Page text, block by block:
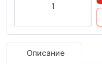
Описание